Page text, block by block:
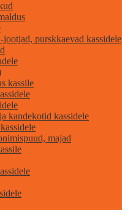
jootjad, purskkaevad kassidele
kassile
kandekotid kassidele
majad